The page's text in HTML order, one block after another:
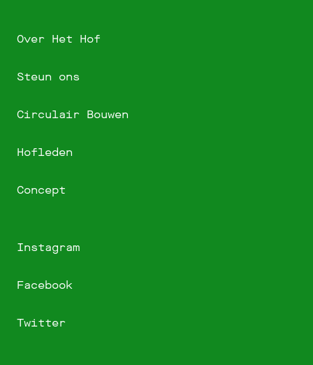
Over Het Hof
Steun ons
Circulair Bouwen
Hofleden
Concept
Instagram
Facebook
Twitter